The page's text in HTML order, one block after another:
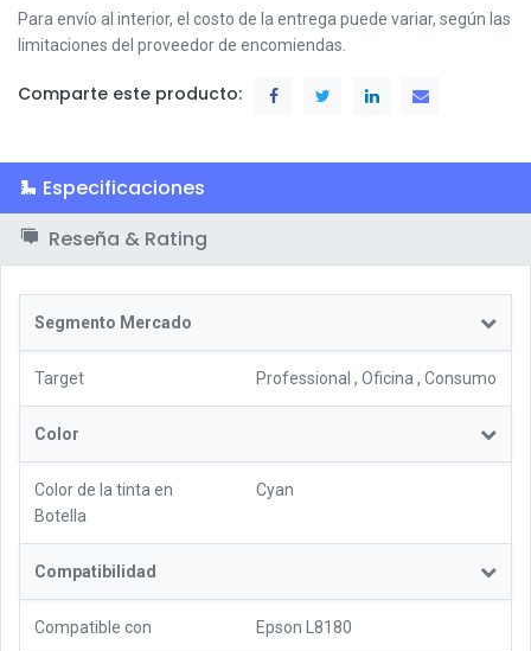
Para envío al interior, el costo de la entrega puede variar, según las
limitaciones del proveedor de encomiendas.
Comparte este producto:
Especificaciones
Reseña & Rating
Segmento Mercado
Target Professional , Oficina , Consumo
Color
Color de la tinta en
Botella
Cyan
Compatibilidad
Compatible con Epson L8180